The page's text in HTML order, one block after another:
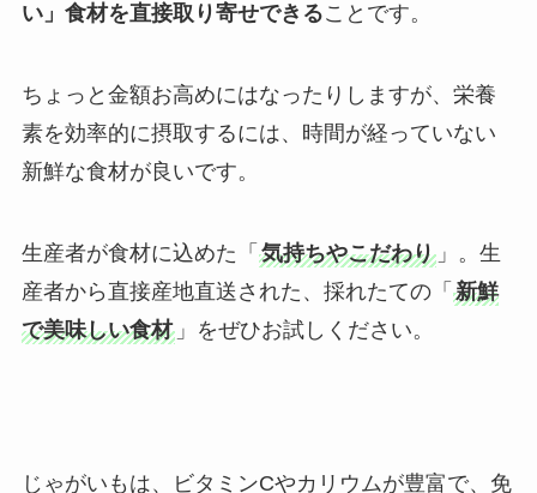
い」食材を直接取り寄せできることです。
ちょっと金額お高めにはなったりしますが、栄養
素を効率的に摂取するには、時間が経っていない
新鮮な食材が良いです。
生産者が食材に込めた「 気持ちやこだわり」。生
産者から直接産地直送された、採れたての「 新鮮
で美味しい食材」をぜひお試しください。
じゃがいもは、ビタミンCやカリウムが豊富で、免